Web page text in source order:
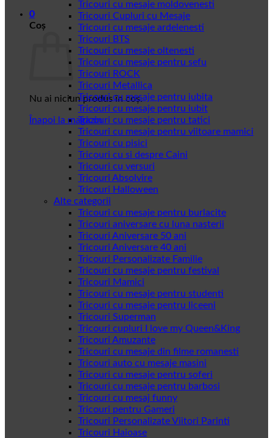
0
Coș
Nu ai niciun produs în coș.
Înapoi la magazin
Tricouri cu mesaje moldovenesti
Tricouri Cupluri cu Mesaje
Tricouri cu mesaje ardelenesti
Tricouri BTS
Tricouri cu mesaje oltenesti
Tricouri cu mesaje pentru sefu
Tricouri ROCK
Tricouri Metallica
Tricouri cu mesaje pentru iubita
Tricouri cu mesaje pentru iubit
Tricouri cu mesaje pentru tatici
Tricouri cu mesaje pentru viitoare mamici
Tricouri cu pisici
Tricouri cu si despre Caini
Tricouri cu versuri
Tricouri Absolvire
Tricouri Halloween
Alte categorii
Tricouri cu mesaje pentru burlacite
Tricouri aniversare cu luna nasterii
Tricouri Aniversare 50 ani
Tricouri Aniversare 40 ani
Tricouri Personalizate Familie
Tricouri cu mesaje pentru festival
Tricouri Mamici
Tricouri cu mesaje pentru studenti
Tricouri cu mesaje pentru liceeni
Tricouri Superman
Tricouri cupluri I love my Queen&King
Tricouri Amuzante
Tricouri cu mesaje din filme romanesti
Tricouri auto cu mesaje masini
Tricouri cu mesaje pentru soferi
Tricouri cu mesaje pentru barbosi
Tricouri cu mesaj funny
Tricouri pentru Gameri
Tricouri Personalizate Viitori Parinti
Tricouri Haioase